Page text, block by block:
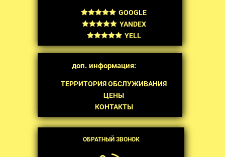
GOOGLE
YANDEX
YELL
доп. информация:
ТЕРРИТОРИЯ ОБСЛУЖИВАНИЯ
ЦЕНЫ
КОНТАКТЫ
ОБРАТНЫЙ ЗВОНОК